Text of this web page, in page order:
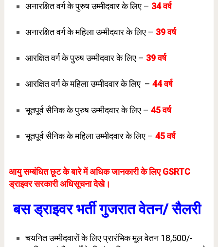
अनारक्षित वर्ग के पुरुष उम्मीदवार के लिए – 34 वर्ष
अनारक्षित वर्ग के महिला उम्मीदवार के लिए – 39 वर्ष
आरक्षित वर्ग के पुरुष उम्मीदवार के लिए – 39वर्ष
आरक्षित वर्ग के महिला उम्मीदवार के लिए – 44 वर्ष
भूतपूर्व सैनिक के पुरुष उम्मीदवार के लिए – 45 वर्ष
भूतपूर्व सैनिक के महिला उम्मीदवार के लिए– 45 वर्ष
आयु सम्बंधित छूट के बारे में अधिक जानकारी के लिएGSRTC
ड्राइवर सरकारी अधिसूचना देखे।
बसड्राइवर भर्ती गुजरातवेतन/ सैलरी
चयनित उम्मीदवारों के लिए प्रारंभिक मूल वेतन18,500/-